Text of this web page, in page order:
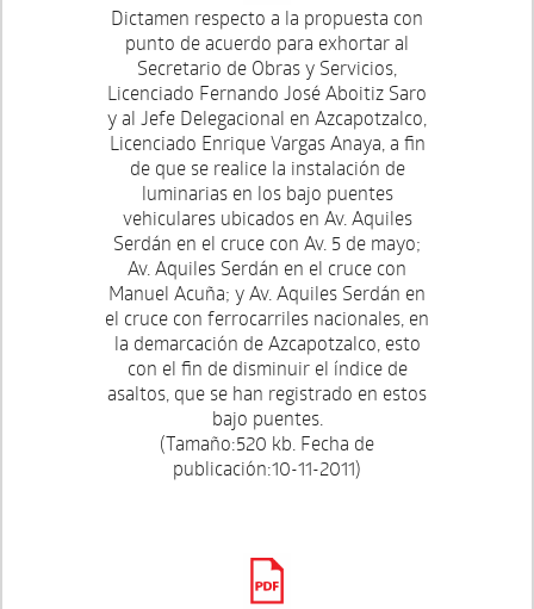
Dictamen respecto a la propuesta con
punto de acuerdo para exhortar al
Secretario de Obras y Servicios,
Licenciado Fernando José Aboitiz Saro
y al Jefe Delegacional en Azcapotzalco,
Licenciado Enrique Vargas Anaya, a fin
de que se realice la instalación de
luminarias en los bajo puentes
vehiculares ubicados en Av. Aquiles
Serdán en el cruce con Av. 5 de mayo;
Av. Aquiles Serdán en el cruce con
Manuel Acuña; y Av. Aquiles Serdán en
el cruce con ferrocarriles nacionales, en
la demarcación de Azcapotzalco, esto
con el fin de disminuir el índice de
asaltos, que se han registrado en estos
bajo puentes.
(Tamaño:520 kb. Fecha de
publicación:10-11-2011)